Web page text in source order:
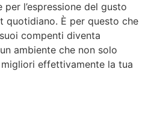
l’espressione del gusto
quotidiano. È per questo che
compenti diventa
ambiente che non solo
effettivamente la tua